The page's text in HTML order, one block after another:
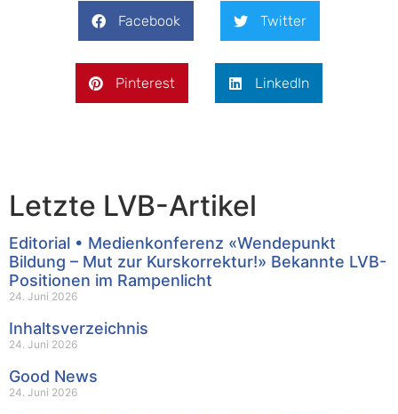
Facebook Twitter
Pinterest LinkedIn
Letzte LVB-Artikel
Editorial • Medienkonferenz «Wendepunkt
Bildung – Mut zur Kurskorrektur!» Bekannte LVB-
Positionen im Rampenlicht
24. Juni 2026
Inhaltsverzeichnis
24. Juni 2026
Good News
24. Juni 2026